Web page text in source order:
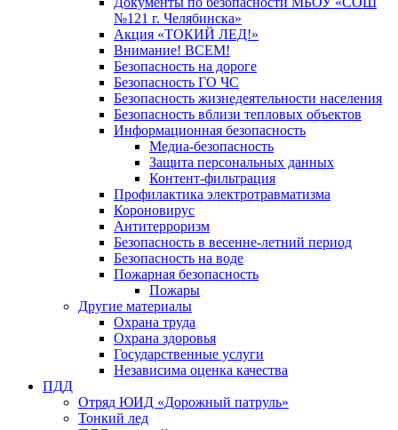
№121 г. Челябинска»
Акция «ТОКИЙ ЛЕД!»
Внимание! ВСЕМ!
Безопасность на дороге
Безопасность ГО ЧС
Безопасность жизнедеятельности населения
Безопасность вблизи тепловых объектов
Информационная безопасность
Медиа-безопасность
Защита персональных данных
Контент-фильтрация
Профилактика электротравматизма
Короновирус
Антитерроризм
Безопасность в весенне-летний период
Безопасность на воде
Пожарная безопасность
Пожары
Другие материалы
Охрана труда
Охрана здоровья
Государственные услуги
Независима оценка качества
ПДД
Отряд ЮИД «Дорожный патруль»
Тонкий лед